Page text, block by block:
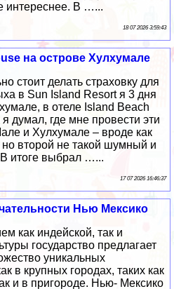
интереснее. В …...
18 07 2026 3:59:43
на острове Хулхумале
стоит делать страховку для
в Sun Island Resort я 3 дня
в отеле Island Beach
думал, где мне провести эти
и Хулхумале – вроде как
второй не такой шумный и
итоге выбрал …...
17 07 2026 16:46:37
Нью Мексико
как индейской, так и
государство предлагает
уникальных
в крупных городах, таких как
и в пригороде. Нью- Мексико